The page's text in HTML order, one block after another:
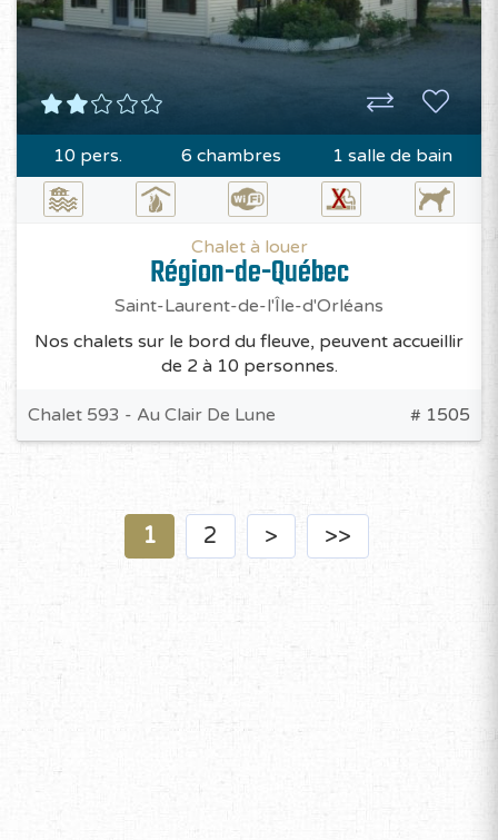
10 pers. 6 chambres 1 salle de bain
Chalet à louer
Région-de-Québec
Saint-Laurent-de-l'Île-d'Orléans
Nos chalets sur le bord du fleuve, peuvent accueillir
de 2 à 10 personnes.
Chalet 593 - Au Clair De Lune # 1505
1 2 > >>